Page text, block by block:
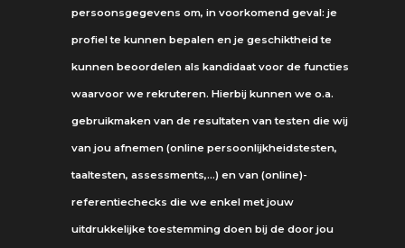
persoonsgegevens om, in voorkomend geval: je
profiel te kunnen bepalen en je geschiktheid te
kunnen beoordelen als kandidaat voor de functies
waarvoor we rekruteren. Hierbij kunnen we o.a.
gebruikmaken van de resultaten van testen die wij
van jou afnemen (online persoonlijkheidstesten,
taaltesten, assessments,…) en van (online)-
referentiechecks die we enkel met jouw
uitdrukkelijke toestemming doen bij de door jou